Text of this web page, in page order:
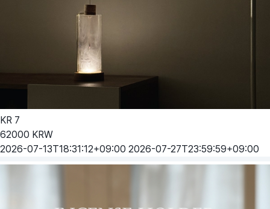
KR 7
62000 KRW
2026-07-13T18:31:12+09:00 2026-07-27T23:59:59+09:00